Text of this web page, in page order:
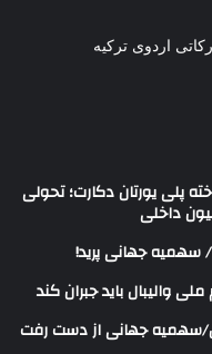
اردوی ترکیه
پلی یورتان دکارت؛ تحولی
داخلی
سهمیه جهانی پرید!
والیبال باید جبران کند
سهمیه جهانی از دست رفت